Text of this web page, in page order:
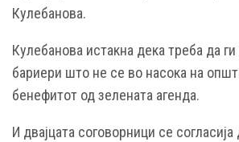
Кулебанова.
Кулебанова истакна дека треба да
бариери што не се во насока на
бенефитот од зелената агенда.
И двајцата соговорници се согласија